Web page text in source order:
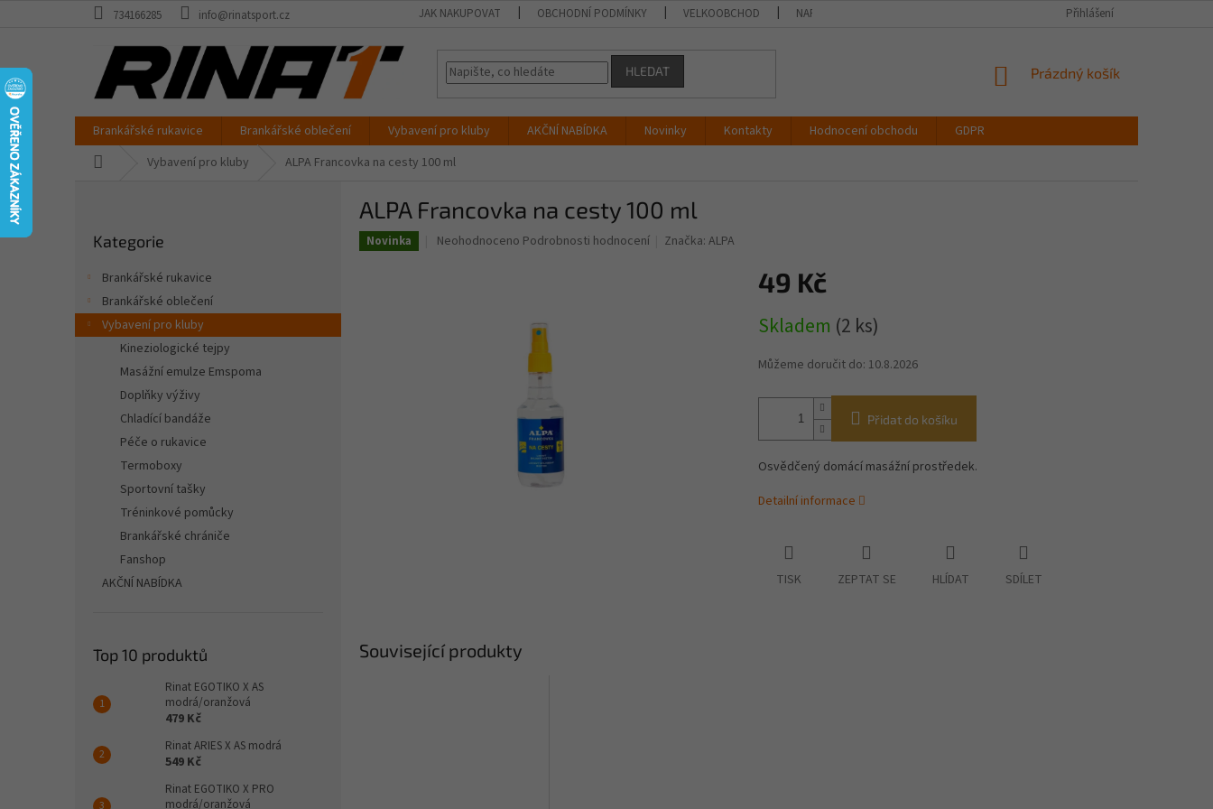
734166285 info@rinatsport.cz JAK NAKUPOVAT OBCHODNÍ PODMÍNKY VELKOOBCHOD NAPIŠTE NÁM VŠECHNY DRUHY
Přihlášení
HLEDAT
NÁKUPNÍ
Prázdný košík
Brankářské rukavice Brankářské oblečení Vybavení pro kluby AKČNÍ NABÍDKA Novinky Kontakty Hodnocení obchodu
GDPR
Vybavení pro kluby ALPA Francovka na cesty 100 ml
n
kategorie
Kategorie
Brankářské rukavice
Brankářské oblečení
Vybavení pro kluby
Kineziologické tejpy
Masážní emulze Emspoma
Doplňky výživy
Chladící bandáže
Péče o rukavice
Termoboxy
Sportovní tašky
Tréninkové pomůcky
Brankářské chrániče
Fanshop
AKČNÍ NABÍDKA
Top 10 produktů
Rinat EGOTIKO X AS
modrá/oranžová
479 Kč
Rinat ARIES X AS modrá
549 Kč
Rinat EGOTIKO X PRO
modrá/oranžová
ALPA Francovka na cesty 100 ml
Novinka
Průměrné
Neohodnoceno Podrobnosti hodnocení Značka:ALPA
49 Kč
cena:
Skladem (2 ks)
Můžeme doručit do: 10.8.2026
Přidat do košíku
Osvědčený domácí masážní prostředek.
Detailní informace
TISK ZEPTAT SE HLÍDAT SDÍLET
Související produkty